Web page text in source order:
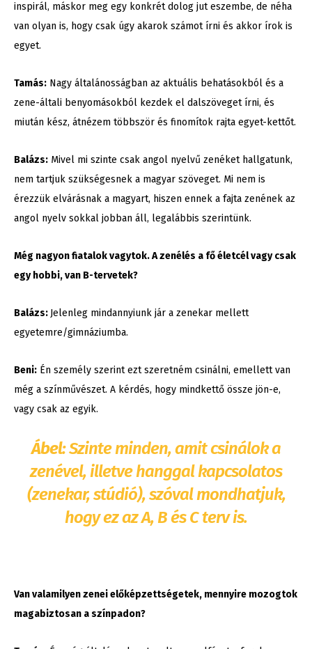
inspirál, máskor meg egy konkrét dolog jut eszembe, de néha
van olyan is, hogy csak úgy akarok számot írni és akkor írok is
egyet.
Tamás: Nagy általánosságban az aktuális behatásokból és a
zene-általi benyomásokból kezdek el dalszöveget írni, és
miután kész, átnézem többször és finomítok rajta egyet-kettőt.
Balázs: Mivel mi szinte csak angol nyelvű zenéket hallgatunk,
nem tartjuk szükségesnek a magyar szöveget. Mi nem is
érezzük elvárásnak a magyart, hiszen ennek a fajta zenének az
angol nyelv sokkal jobban áll, legalábbis szerintünk.
Még nagyon fiatalok vagytok. A zenélés a fő életcél vagy csak
egy hobbi, van B-tervetek?
Balázs: Jelenleg mindannyiunk jár a zenekar mellett
egyetemre/gimnáziumba.
Beni: Én személy szerint ezt szeretném csinálni, emellett van
még a színművészet. A kérdés, hogy mindkettő össze jön-e,
vagy csak az egyik.
Ábel:Szinte minden, amit csinálok a
zenével, illetve hanggal kapcsolatos
(zenekar, stúdió), szóval mondhatjuk,
hogy ez az A, B és C terv is.
Van valamilyen zenei előképzettségetek, mennyire mozogtok
magabiztosan a színpadon?